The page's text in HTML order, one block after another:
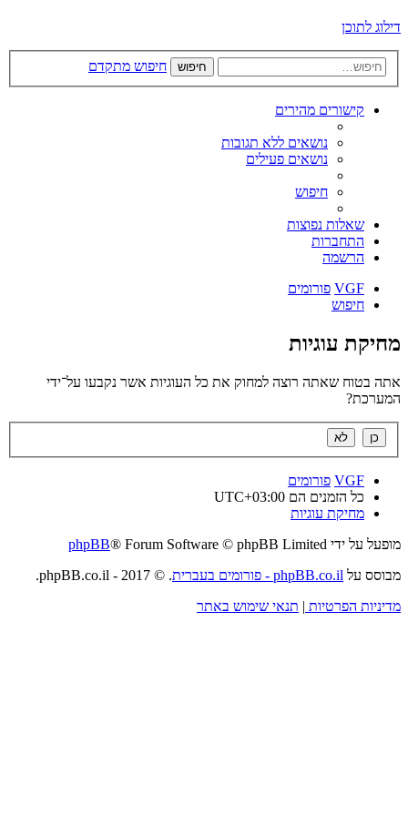
דילוג לתוכן
חיפוש חיפוש מתקדם
קישורים מהירים
נושאים ללא תגובות
נושאים פעילים
חיפוש
שאלות נפוצות
התחברות
הרשמה
VGF פורומים
חיפוש
מחיקת עוגיות
אתה בטוח שאתה רוצה למחוק את כל העוגיות אשר נקבעו על־ידי
המערכת?
VGF פורומים
כל הזמנים הם UTC+03:00
מחיקת עוגיות
מופעל על ידי
phpBB® Forum Software © phpBB Limited
מבוסס על phpBB.co.il - פורומים בעברית
. © 2017 - phpBB.co.il.
מדיניות הפרטיות | תנאי שימוש באתר